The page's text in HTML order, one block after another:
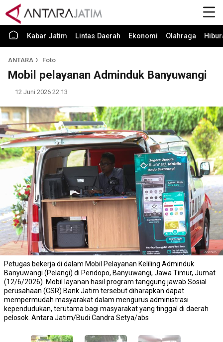
Kabar Jatim Lintas Daerah Ekonomi Olahraga
ANTARA Foto
Mobil pelayanan Adminduk Banyuwangi
12 Juni 2026 22:13
Petugas bekerja di dalam Mobil Pelayanan Keliling Adminduk
Banyuwangi (Pelangi) di Pendopo, Banyuwangi, Jawa Timur, Jumat
(12/6/2026). Mobil layanan hasil program tanggung jawab Sosial
perusahaan (CSR) Bank Jatim tersebut diharapkan dapat
mempermudah masyarakat dalam mengurus administrasi
kependudukan, terutama bagi masyarakat yang tinggal di daerah
pelosok. Antara Jatim/Budi Candra Setya/abs